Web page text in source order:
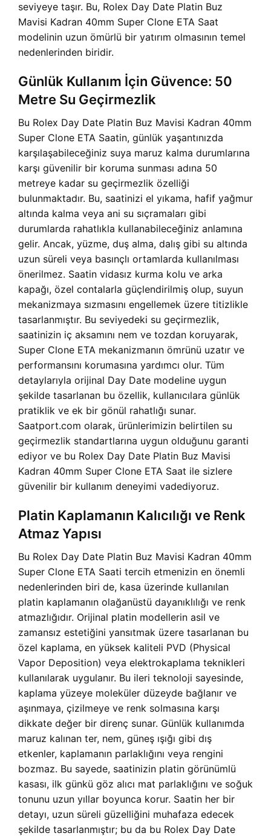
seviyeye taşır. Bu, Rolex Day Date Platin Buz
Mavisi Kadran 40mm Super Clone ETA Saat
modelinin uzun ömürlü bir yatırım olmasının temel
nedenlerinden biridir.
Günlük Kullanım İçin Güvence: 50
Metre Su Geçirmezlik
Bu Rolex Day Date Platin Buz Mavisi Kadran 40mm
Super Clone ETA Saatin, günlük yaşantınızda
karşılaşabileceğiniz suya maruz kalma durumlarına
karşı güvenilir bir koruma sunması adına 50
metreye kadar su geçirmezlik özelliği
bulunmaktadır. Bu, saatinizi el yıkama, hafif yağmur
altında kalma veya ani su sıçramaları gibi
durumlarda rahatlıkla kullanabileceğiniz anlamına
gelir. Ancak, yüzme, duş alma, dalış gibi su altında
uzun süreli veya basınçlı ortamlarda kullanılması
önerilmez. Saatin vidasız kurma kolu ve arka
kapağı, özel contalarla güçlendirilmiş olup, suyun
mekanizmaya sızmasını engellemek üzere titizlikle
tasarlanmıştır. Bu seviyedeki su geçirmezlik,
saatinizin iç aksamını nem ve tozdan koruyarak,
Super Clone ETA mekanizmanın ömrünü uzatır ve
performansını korumasına yardımcı olur. Tüm
detaylarıyla orijinal Day Date modeline uygun
şekilde tasarlanan bu özellik, kullanıcılara günlük
pratiklik ve ek bir gönül rahatlığı sunar.
Saatport.com olarak, ürünlerimizin belirtilen su
geçirmezlik standartlarına uygun olduğunu garanti
ediyor ve bu Rolex Day Date Platin Buz Mavisi
Kadran 40mm Super Clone ETA Saat ile sizlere
güvenilir bir kullanım deneyimi vadediyoruz.
Platin Kaplamanın Kalıcılığı ve Renk
Atmaz Yapısı
Bu Rolex Day Date Platin Buz Mavisi Kadran 40mm
Super Clone ETA Saati tercih etmenizin en önemli
nedenlerinden biri de, kasa üzerinde kullanılan
platin kaplamanın olağanüstü dayanıklılığı ve renk
atmazlığıdır. Orijinal platin modellerin asil ve
zamansız estetiğini yansıtmak üzere tasarlanan bu
özel kaplama, en yüksek kaliteli PVD (Physical
Vapor Deposition) veya elektrokaplama teknikleri
kullanılarak uygulanır. Bu ileri teknoloji sayesinde,
kaplama yüzeye moleküler düzeyde bağlanır ve
aşınmaya, çizilmeye ve renk solmasına karşı
dikkate değer bir direnç sunar. Günlük kullanımda
maruz kalınan ter, nem, güneş ışığı gibi dış
etkenler, kaplamanın parlaklığını veya rengini
bozmaz. Bu sayede, saatinizin platin görünümlü
kasası, ilk günkü göz alıcı mat parlaklığını ve soğuk
tonunu uzun yıllar boyunca korur. Saatin her bir
detayı, uzun süreli güzelliğini muhafaza edecek
şekilde tasarlanmıştır; bu da bu Rolex Day Date